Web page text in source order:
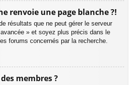
renvoie une page blanche ?!
résultats que ne peut gérer le serveur
» et soyez plus précis dans le
forums concernés par la recherche.
membres ?